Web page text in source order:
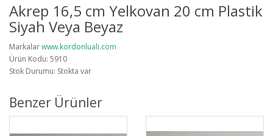
Akrep 16,5 cm Yelkovan 20 cm Plastik
Siyah Veya Beyaz
Markalarwww.kordonluali.com
Ürün Kodu: 5910
Stok Durumu: Stokta var
Benzer Ürünler